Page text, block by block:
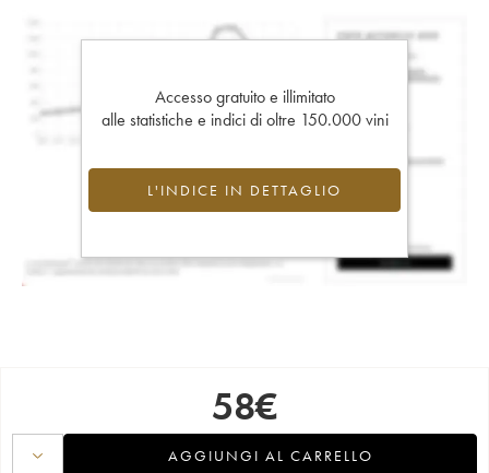
Accesso gratuito e illimitato
alle statistiche e indici di oltre 150.000 vini
L'INDICE IN DETTAGLIO
58€
AGGIUNGI AL CARRELLO